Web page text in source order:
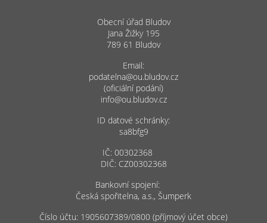
Obecní úřad Bludov
Jana Žižky 195
789 61 Bludov
Email:
podatelna@ou.bludov.cz
(oficiální podání)
info@ou.bludov.cz
ID datové schránky:
sa8bfg9
IČ: 00302368
DIČ: CZ00302368
Bankovní spojení:
Česká spořitelna, a.s., Šumperk
Číslo účtu: 1905607389/0800 (příjmový účet obce)